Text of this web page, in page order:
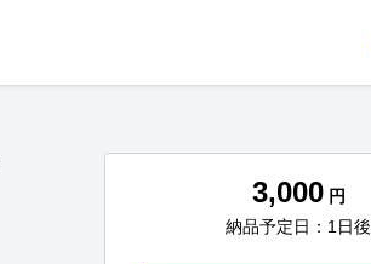
3,000 円
納品予定日：1日後